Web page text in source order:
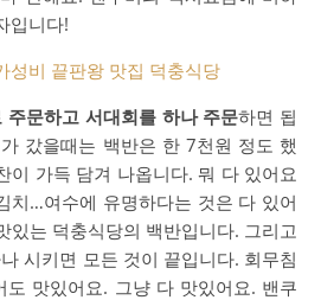
입니다!
성비 끝판왕 맛집 덕충식당
주문하고 서대회를 하나 주문하면 됩
갔을때는 백반은 한 7천원 정도 했
이 가득 담겨 나옵니다. 뭐 다 있어요
치…여수에 유명하다는 것은 다 있어
있는 덕충식당의 백반입니다. 그리고
시키면 모든 것이 끝입니다. 회무침
도 맛있어요. 그냥 다 맛있어요. 밴쿠